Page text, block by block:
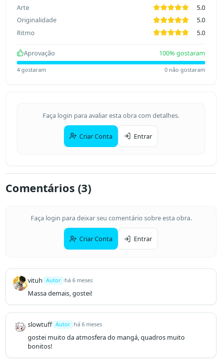
Arte
5.0
Originalidade
5.0
Ritmo
5.0
Aprovação 100% gostaram
4gostaram 0 não gostaram
Faça login para avaliar esta obra com detalhes.
Criar Conta Entrar
Comentários (3)
Faça login para deixar seu comentário sobre esta obra.
Criar Conta Entrar
vituh Autor há 6 meses
Massa demais, gostei!
slowtuff Autor há 6 meses
gostei muito da atmosfera do mangá, quadros muito
bonitos!